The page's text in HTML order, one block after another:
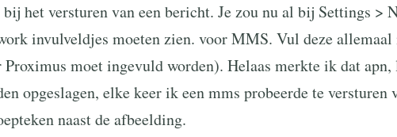
het versturen van een bericht. Je zou nu al bij Settings >
invulveldjes moeten zien. voor MMS. Vul deze allemaal
Proximus moet ingevuld worden). Helaas merkte ik dat
opgeslagen, elke keer ik een mms probeerde te versturen
naast de afbeelding.